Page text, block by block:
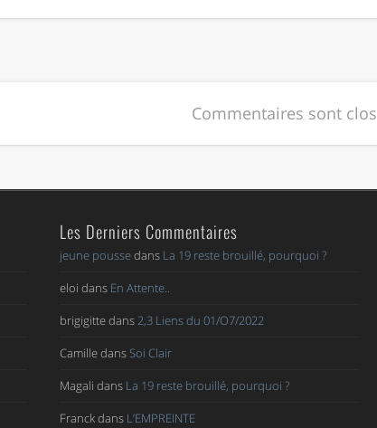
Commentaires sont clos
Les Derniers Commentaires
jeune poussedans La 19 reste brouillé, pourquoi ?
eloi dans En Attente..
brigigittedans2,3 Liens du 01/O7/2022
CamilledansSoi Clair
Magali dans La 19 reste brouillé, pourquoi ?
Franckdans L’EMPREINTE